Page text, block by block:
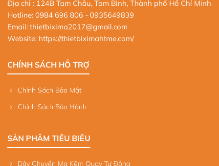
Địa chỉ : 124B Tam Châu, Tam Bình, Thành phố Hồ Chí Minh
Hotline: 0984 696 806 - 0935649839
Email: thietbixima2017@gmail.com
Website: https://thietbiximahtme.com/
CHÍNH SÁCH HỖ TRỢ
Chính Sách Bảo Mật
Chính Sách Bảo Hành
SẢN PHẨM TIÊU BIỂU
Dây Chuyền Mạ Kẽm Quay Tự Động